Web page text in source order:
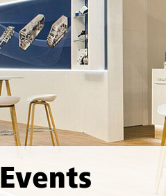
Events